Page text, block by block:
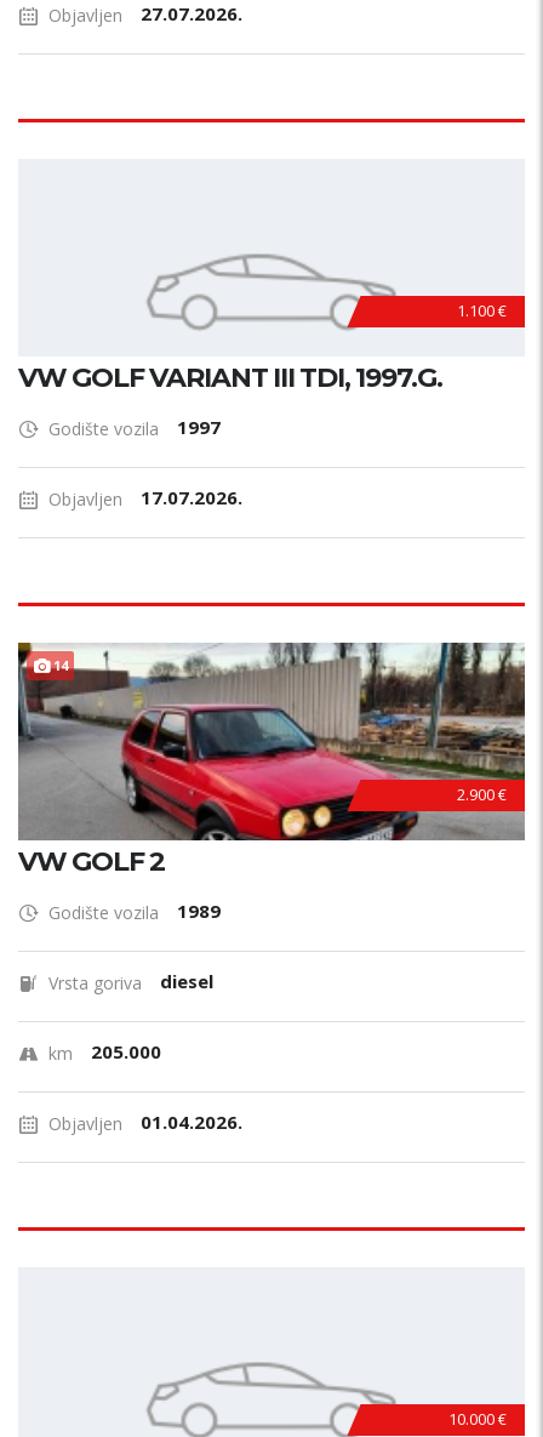
Objavljen 27.07.2026.
1.100 €
VW GOLF VARIANT III TDI, 1997.G.
Godište vozila 1997
Objavljen 17.07.2026.
14
2.900 €
VW GOLF 2
Godište vozila 1989
Vrsta goriva diesel
km 205.000
Objavljen 01.04.2026.
10.000 €